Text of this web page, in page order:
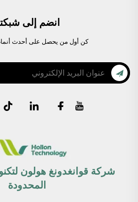
انضم إلى
كن أول من يحصل على أحدث
شركة قوانغدونغ هولون
المحدودة